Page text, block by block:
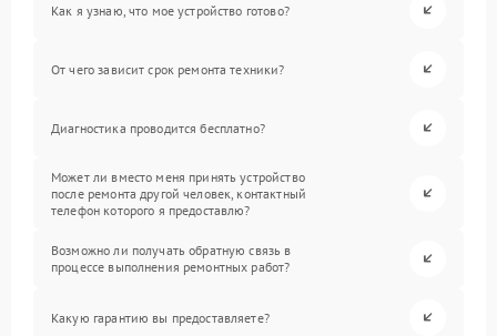
Как я узнаю, что мое устройство готово?
От чего зависит срок ремонта техники?
Диагностика проводится бесплатно?
Может ли вместо меня принять устройство
после ремонта другой человек, контактный
телефон которого я предоставлю?
Возможно ли получать обратную связь в
процессе выполнения ремонтных работ?
Какую гарантию вы предоставляете?